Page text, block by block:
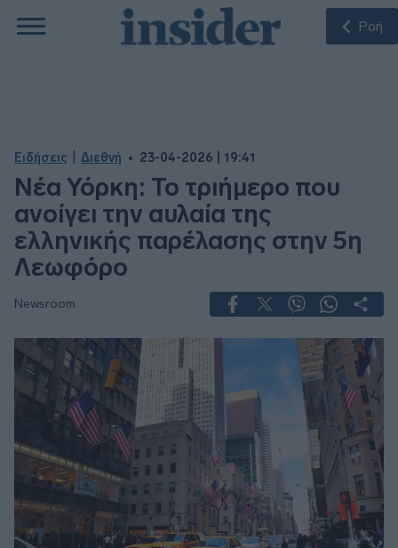
Ροή
Ειδήσεις Διεθνή 23-04-2026 | 19:41
Νέα Υόρκη: Το τριήμερο που
ανοίγει την αυλαία της
ελληνικής παρέλασης στην 5η
Λεωφόρο
Newsroom